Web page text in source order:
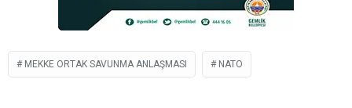
MEKKE ORTAK SAVUNMA ANLAŞMASI NATO